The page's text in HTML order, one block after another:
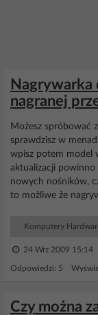
Nagrywarka
nagranej
Możesz spróbować
sprawdzisz w
wpisz potem model
aktualizacji powinno
nowych nośników,
to możliwe że
Komputery
24 Wrz 2009 15:14
Odpowiedzi: 5
Czy można